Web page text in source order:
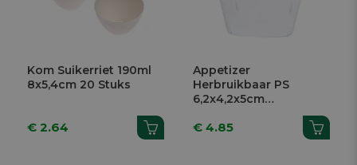
Kom Suikerriet 190ml
8x5,4cm 20 Stuks
€ 2.64
Appetizer
Herbruikbaar PS
6,2x4,2x5cm
Transparant 100ml
Squadra 25 Stuks
€ 4.85